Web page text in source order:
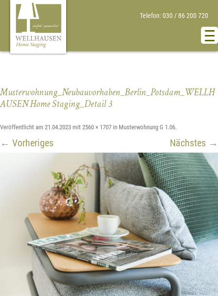
Telefon: 030 / 86 200 720
Musterwohnung_Neubauvorhaben_Berlin_Potsdam_WELLH
AUSEN Home Staging_Detail 3
Veröffentlicht am 21.04.2023 mit 2560 × 1707 in Musterwohnung G 1.06.
← Vorheriges Nächstes →